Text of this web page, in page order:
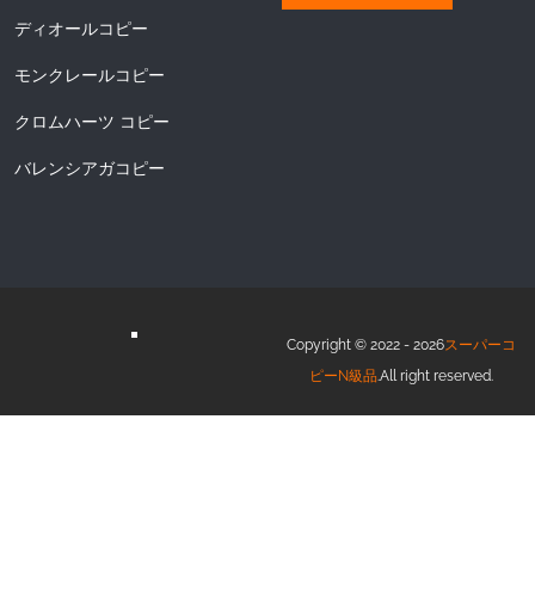
ディオールコピー
モンクレールコピー
クロムハーツ コピー
バレンシアガコピー
Copyright © 2022 - 2026スーパーコ
ピーN級品 .All right reserved.